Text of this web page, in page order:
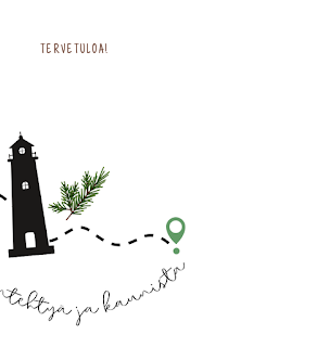
TERVETULOA!